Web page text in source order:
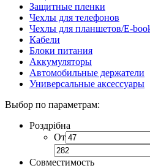
Защитные пленки
Чехлы для телефонов
Чехлы для планшетов/E-
Кабели
Блоки питания
Аккумуляторы
Автомобильные держатели
Универсальные аксессуары
Выбор по параметрам:
Роздрібна
От
Совместимость